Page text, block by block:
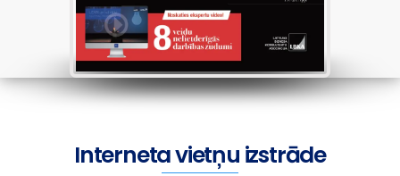
Interneta vietņu izstrāde